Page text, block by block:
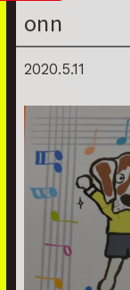
onn
2020.5.11